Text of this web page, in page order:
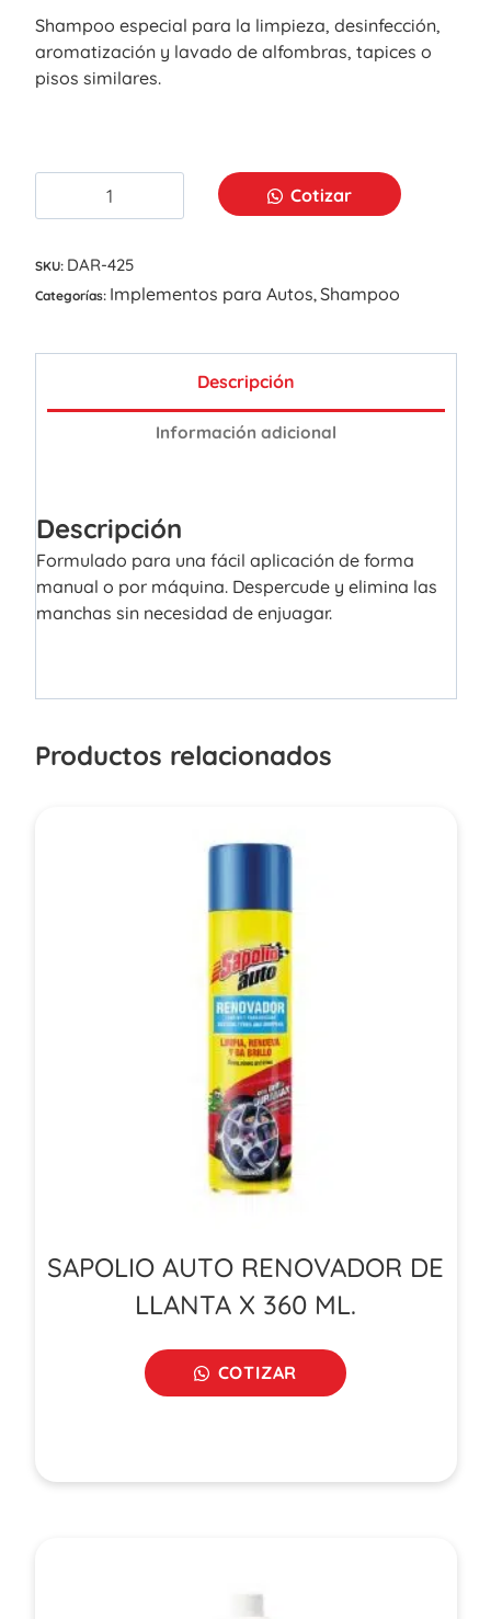
Shampoo especial para la limpieza, desinfección,
aromatización y lavado de alfombras, tapices o
pisos similares.
Cotizar
SKU: DAR-425
Categorías: Implementos para Autos, Shampoo
Descripción
Información adicional
Descripción
Formulado para una fácil aplicación de forma
manual o por máquina. Despercude y elimina las
manchas sin necesidad de enjuagar.
Productos relacionados
SAPOLIO AUTO RENOVADOR DE
LLANTA X 360 ML.
COTIZAR